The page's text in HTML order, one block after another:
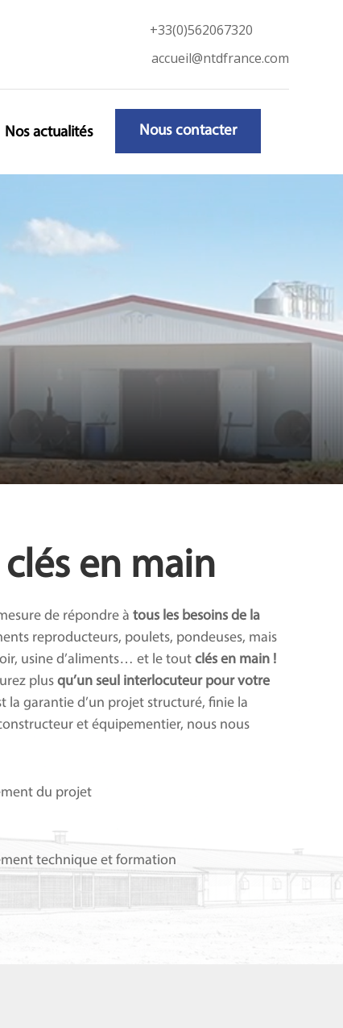
+33(0)562067320
accueil@ntdfrance.com
Nos actualités Nous contacter
en main
de répondre à tous les besoins de la
reproducteurs, poulets, pondeuses, mais
usine d’aliments… et le tout clés en main !
plus qu’un seul interlocuteur pour votre
la garantie d’un projet structuré, finie la
et équipementier, nous nous
du projet
technique et formation